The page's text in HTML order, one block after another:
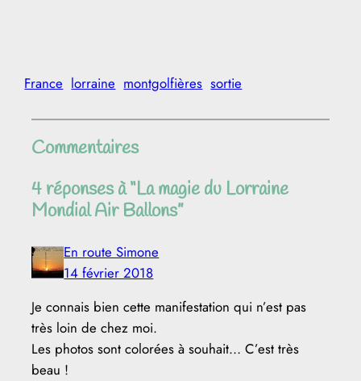
France lorraine montgolfières sortie
Commentaires
4 réponses à “La magie du Lorraine
Mondial Air Ballons”
En route Simone
14 février 2018
Je connais bien cette manifestation qui n’est pas
très loin de chez moi.
Les photos sont colorées à souhait… C’est très
beau !